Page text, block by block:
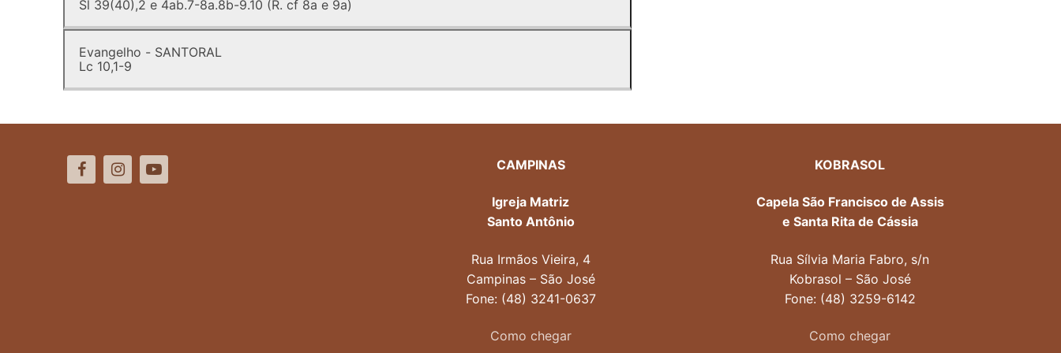
Sl 39(40),2 e 4ab.7-8a.8b-9.10 (R. cf 8a e 9a)
Evangelho - SANTORAL
Lc 10,1-9
CAMPINAS
Igreja Matriz
Santo Antônio
Rua Irmãos Vieira, 4
Campinas – São José
Fone: (48) 3241-0637
Como chegar
KOBRASOL
Capela São Francisco de Assis
e Santa Rita de Cássia
Rua Sílvia Maria Fabro, s/n
Kobrasol – São José
Fone: (48) 3259-6142
Como chegar